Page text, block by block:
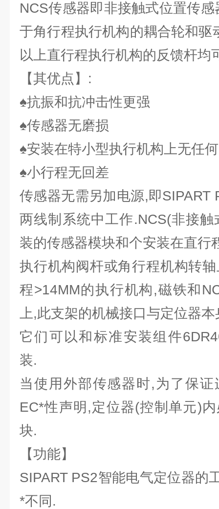
NCS传感器即非接触式位置传
于角行程执行机构的耦合轮和驱
以上直行程执行机构的反馈杆均
【其优点】:
♠抗振和抗冲击性更强
♠传感器无磨损
♠安装在特小型执行机构上无任
♠小行程无回差
传感器无需另加电源,即SIPART
两线制系统中工作.NCS(非接
装的传感器模块和个安装在直行
执行机构阀杆或角行程机构转
程>14MM的执行机构,磁铁和
上,此支架的机械接口与定位器
它们可以和标准安装组件
装.
当使用外部传感器时,为了保
EC*性声明,定位器(控制单元)
块.
【功能】
SIPART PS2智能电气定位器的
*不同.